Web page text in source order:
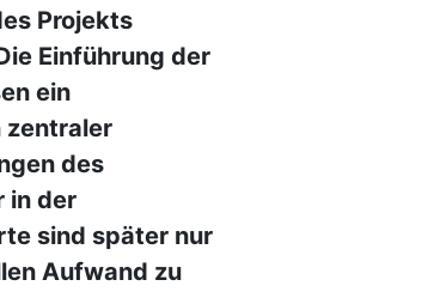
Projekts
Einführung der
ein
zentraler
des
in der
sind später nur
Aufwand zu